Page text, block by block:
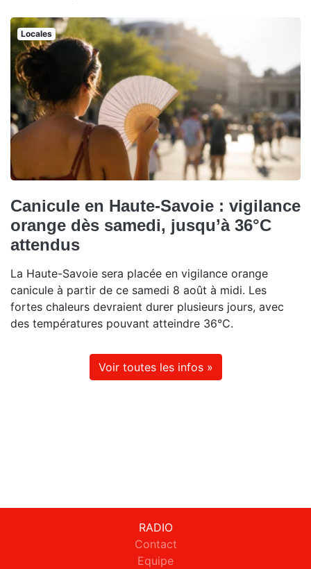
Locales
Canicule en Haute-Savoie : vigilance
orange dès samedi, jusqu’à 36°C
attendus
La Haute-Savoie sera placée en vigilance orange
canicule à partir de ce samedi 8 août à midi. Les
fortes chaleurs devraient durer plusieurs jours, avec
des températures pouvant atteindre 36°C.
Voir toutes les infos »
RADIO
Contact
Equipe